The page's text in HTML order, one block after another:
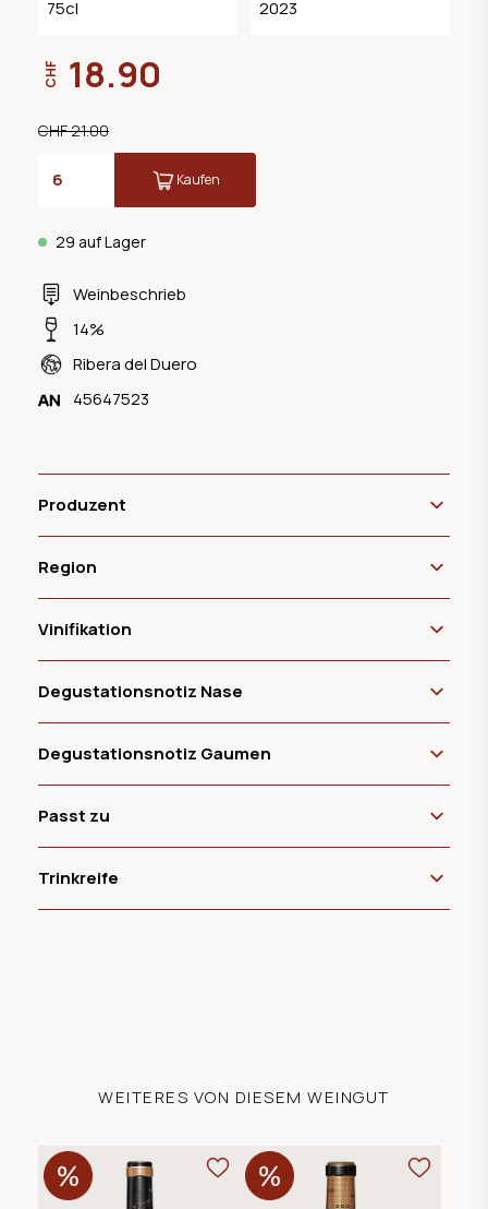
Weinbeschrieb
14%
Ribera del Duero
45647523
75cl 2023
29 auf Lager
CHF 18.90
CHF 21.00
Kaufen
Produzent
Region
Vinifikation
Degustationsnotiz Nase
Degustationsnotiz Gaumen
Passt zu
Trinkreife
WEITERES VON DIESEM WEINGUT